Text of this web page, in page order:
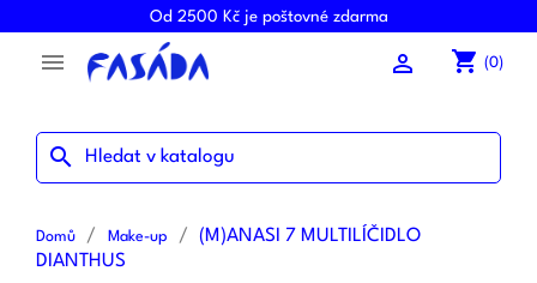
Od 2500 Kč je poštovné zdarma
 shopping_cart (0)

search
Domů Make-up
(M)ANASI 7 MULTILÍČIDLO
DIANTHUS